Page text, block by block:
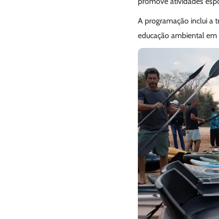
A programação inclui a
educação ambiental em